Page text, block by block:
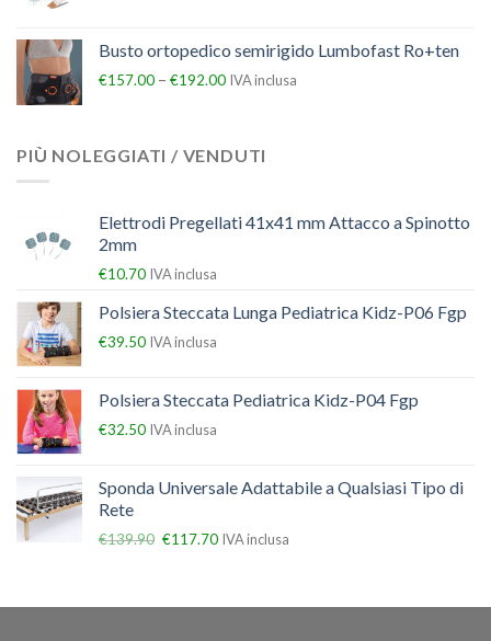
Busto ortopedico semirigido Lumbofast Ro+ten
€157.00 – €192.00 IVA inclusa
PIÙ NOLEGGIATI / VENDUTI
Elettrodi Pregellati 41x41 mm Attacco a Spinotto
2mm
€10.70 IVA inclusa
Polsiera Steccata Lunga Pediatrica Kidz-P06 Fgp
€39.50 IVA inclusa
Polsiera Steccata Pediatrica Kidz-P04 Fgp
€32.50 IVA inclusa
Sponda Universale Adattabile a Qualsiasi Tipo di
Rete
€139.90 €117.70 IVA inclusa